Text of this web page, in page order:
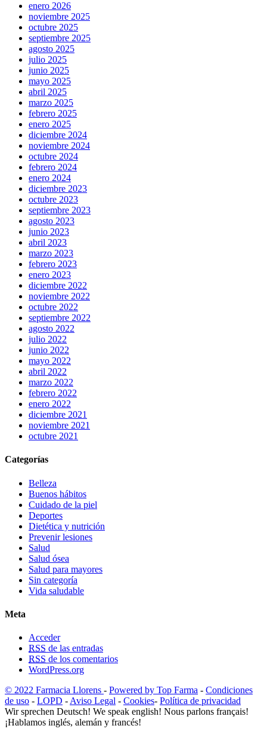
enero 2026
noviembre 2025
octubre 2025
septiembre 2025
agosto 2025
julio 2025
junio 2025
mayo 2025
abril 2025
marzo 2025
febrero 2025
enero 2025
diciembre 2024
noviembre 2024
octubre 2024
febrero 2024
enero 2024
diciembre 2023
octubre 2023
septiembre 2023
agosto 2023
junio 2023
abril 2023
marzo 2023
febrero 2023
enero 2023
diciembre 2022
noviembre 2022
octubre 2022
septiembre 2022
agosto 2022
julio 2022
junio 2022
mayo 2022
abril 2022
marzo 2022
febrero 2022
enero 2022
diciembre 2021
noviembre 2021
octubre 2021
Categorías
Belleza
Buenos hábitos
Cuidado de la piel
Deportes
Dietética y nutrición
Prevenir lesiones
Salud
Salud ósea
Salud para mayores
Sin categoría
Vida saludable
Meta
Acceder
RSS de las entradas
RSS de los comentarios
WordPress.org
© 2022 Farmacia Llorens - Powered by Top Farma - Condiciones
de uso - LOPD - Aviso Legal - Cookies- Política de privacidad
Wir sprechen Deutsch! We speak english! Nous parlons français!
¡Hablamos inglés, alemán y francés!